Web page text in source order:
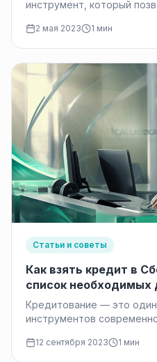
инструмент, который
нескольких…
2 мая 2023 1 мин
Статьи и советы
Как взять кредит в
список необходимых
Кредитование — это
инструментов
финансовые цели, будь то…
12 сентября 2023 1 мин